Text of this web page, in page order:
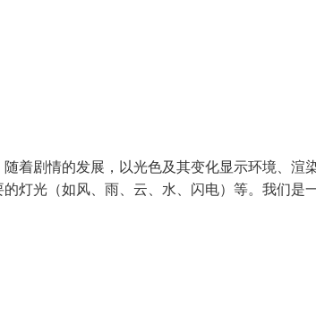
着剧情的发展，以光色及其变化显示环境、渲
灯光（如风、雨、云、水、闪电）等。我们是